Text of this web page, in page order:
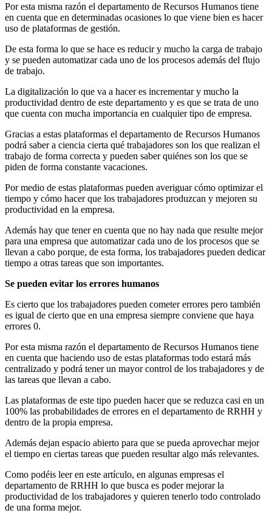
Por esta misma razón el departamento de Recursos Humanos tiene
en cuenta que en determinadas ocasiones lo que viene bien es hacer
uso de plataformas de gestión.
De esta forma lo que se hace es reducir y mucho la carga de trabajo
y se pueden automatizar cada uno de los procesos además del flujo
de trabajo.
La digitalización lo que va a hacer es incrementar y mucho la
productividad dentro de este departamento y es que se trata de uno
que cuenta con mucha importancia en cualquier tipo de empresa.
Gracias a estas plataformas el departamento de Recursos Humanos
podrá saber a ciencia cierta qué trabajadores son los que realizan el
trabajo de forma correcta y pueden saber quiénes son los que se
piden de forma constante vacaciones.
Por medio de estas plataformas pueden averiguar cómo optimizar el
tiempo y cómo hacer que los trabajadores produzcan y mejoren su
productividad en la empresa.
Además hay que tener en cuenta que no hay nada que resulte mejor
para una empresa que automatizar cada uno de los procesos que se
llevan a cabo porque, de esta forma, los trabajadores pueden dedicar
tiempo a otras tareas que son importantes.
Se pueden evitar los errores humanos
Es cierto que los trabajadores pueden cometer errores pero también
es igual de cierto que en una empresa siempre conviene que haya
errores 0.
Por esta misma razón el departamento de Recursos Humanos tiene
en cuenta que haciendo uso de estas plataformas todo estará más
centralizado y podrá tener un mayor control de los trabajadores y de
las tareas que llevan a cabo.
Las plataformas de este tipo pueden hacer que se reduzca casi en un
100% las probabilidades de errores en el departamento de RRHH y
dentro de la propia empresa.
Además dejan espacio abierto para que se pueda aprovechar mejor
el tiempo en ciertas tareas que pueden resultar algo más relevantes.
Como podéis leer en este artículo, en algunas empresas el
departamento de RRHH lo que busca es poder mejorar la
productividad de los trabajadores y quieren tenerlo todo controlado
de una forma mejor.